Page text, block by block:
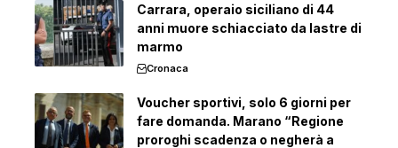
Carrara, operaio siciliano di 44
anni muore schiacciato da lastre di
marmo
Cronaca
Voucher sportivi, solo 6 giorni per
fare domanda. Marano “Regione
proroghi scadenza o negherà a